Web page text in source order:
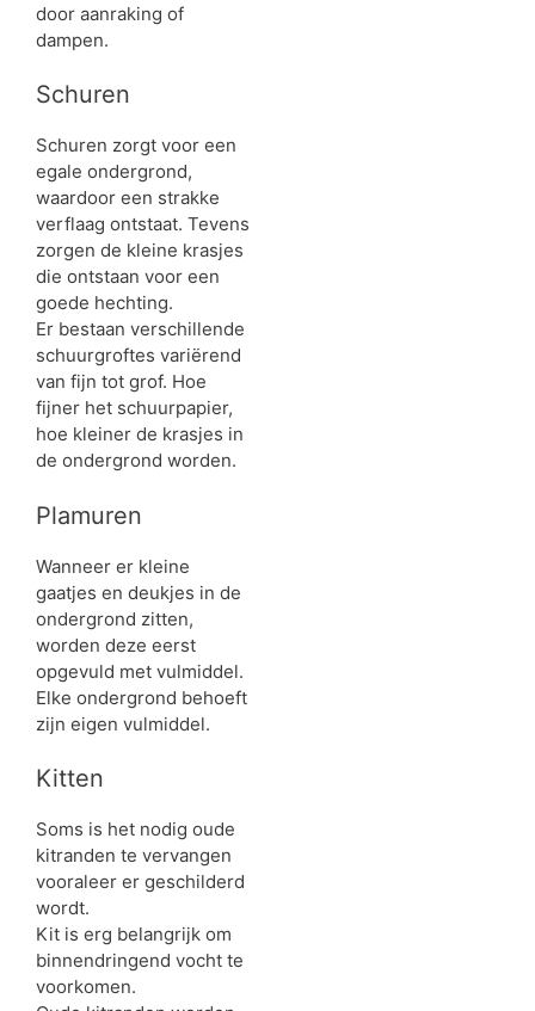
door aanraking of
dampen.
Schuren
Schuren zorgt voor een
egale ondergrond,
waardoor een strakke
verflaag ontstaat. Tevens
zorgen de kleine krasjes
die ontstaan voor een
goede hechting.
Er bestaan verschillende
schuurgroftes variërend
van fijn tot grof. Hoe
fijner het schuurpapier,
hoe kleiner de krasjes in
de ondergrond worden.
Plamuren
Wanneer er kleine
gaatjes en deukjes in de
ondergrond zitten,
worden deze eerst
opgevuld met vulmiddel.
Elke ondergrond behoeft
zijn eigen vulmiddel.
Kitten
Soms is het nodig oude
kitranden te vervangen
vooraleer er geschilderd
wordt.
Kit is erg belangrijk om
binnendringend vocht te
voorkomen.